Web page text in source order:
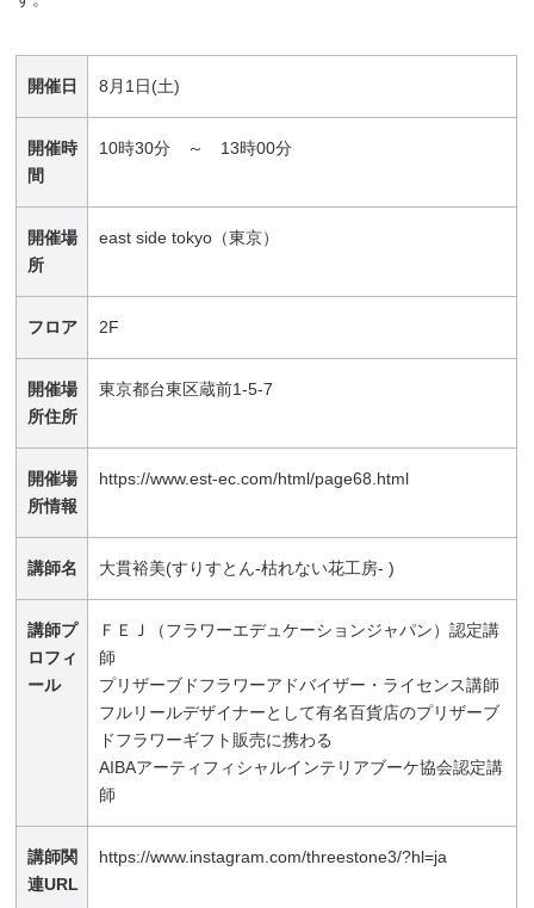
開催日 8月1日(土)
開催時
間
10時30分 ～ 13時00分
開催場
所
east side tokyo（東京）
フロア 2F
開催場
所住所
東京都台東区蔵前1-5-7
開催場
所情報
https://www.est-ec.com/html/page68.html
講師名 大貫裕美(すりすとん-枯れない花工房- )
講師プ
ロフィ
ール
ＦＥＪ（フラワーエデュケーションジャパン）認定講
師
プリザーブドフラワーアドバイザー・ライセンス講師
フルリールデザイナーとして有名百貨店のプリザーブ
ドフラワーギフト販売に携わる
AIBAアーティフィシャルインテリアブーケ協会認定講
師
講師関
連URL
https://www.instagram.com/threestone3/?hl=ja